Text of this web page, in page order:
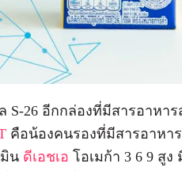
S-26 อีกกล่องที่มีสารอาหา
คือน้องคนรองที่มีสารอาหา
น ดีเอชเอ โอเมก้า 3 6 9 สู